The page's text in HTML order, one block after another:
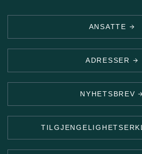
ANSATTE
ADRESSER
NYHETSBREV